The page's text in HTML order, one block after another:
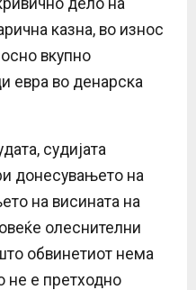
казна, во износ
вкупно
евра во денарска
судијата
донесувањето на
на висината на
олеснителни
обвинетиот нема
не е претходно